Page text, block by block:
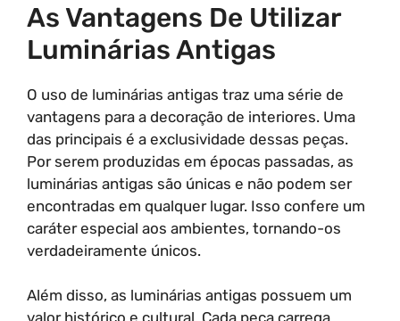
As Vantagens De Utilizar
Luminárias Antigas
O uso de luminárias antigas traz uma série de
vantagens para a decoração de interiores. Uma
das principais é a exclusividade dessas peças.
Por serem produzidas em épocas passadas, as
luminárias antigas são únicas e não podem ser
encontradas em qualquer lugar. Isso confere um
caráter especial aos ambientes, tornando-os
verdadeiramente únicos.
Além disso, as luminárias antigas possuem um
valor histórico e cultural. Cada peça carrega